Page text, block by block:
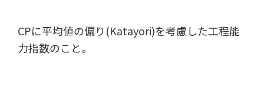
CPに平均値の偏り(Katayori)を考慮した工程能
力指数のこと。